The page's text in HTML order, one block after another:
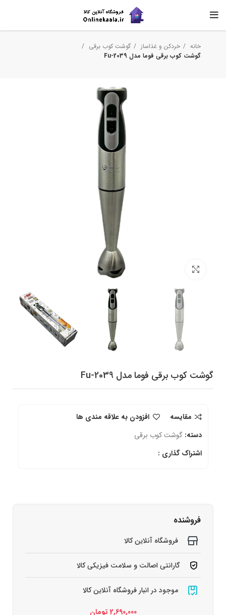
خانه خردکن و غذاساز
گوشت کوب برقی
گوشت کوب برقی فوما مدل Fu-2039
برای بزرگنمایی کلیک کنید
گوشت کوب برقی فوما مدل Fu-2039
مقایسه
افزودن به علاقه مندی ها
دسته: گوشت کوب برقی
اشتراک گذاری :
فروشنده
فروشگاه آنلاین کالا
گارانتی اصالت و سلامت فیزیکی کالا
موجود در انبار فروشگاه آنلاین کالا
2,690,000 تومان